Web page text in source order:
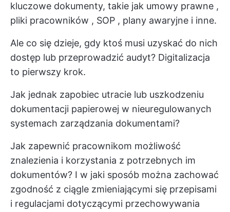
kluczowe dokumenty, takie jak umowy prawne ,
pliki pracowników , SOP , plany awaryjne i inne.
Ale co się dzieje, gdy ktoś musi uzyskać do nich
dostęp lub przeprowadzić audyt? Digitalizacja
to pierwszy krok.
Jak jednak zapobiec utracie lub uszkodzeniu
dokumentacji papierowej w nieuregulowanych
systemach zarządzania dokumentami?
Jak zapewnić pracownikom możliwość
znalezienia i korzystania z potrzebnych im
dokumentów? I w jaki sposób można zachować
zgodność z ciągle zmieniającymi się przepisami
i regulacjami dotyczącymi przechowywania